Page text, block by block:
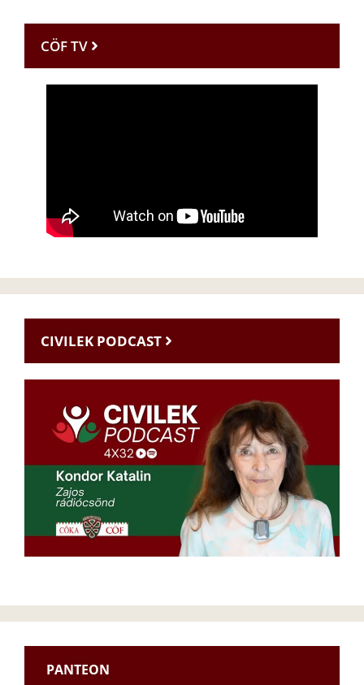
CÖF TV
CIVILEK PODCAST
PANTEON